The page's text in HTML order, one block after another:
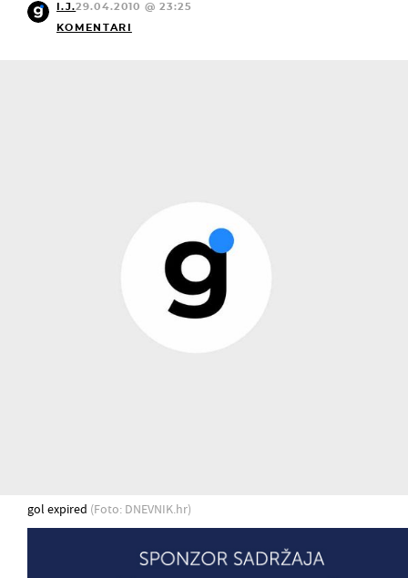
I.J.29.04.2010 @ 23:25
KOMENTARI
gol expired (Foto: DNEVNIK.hr)